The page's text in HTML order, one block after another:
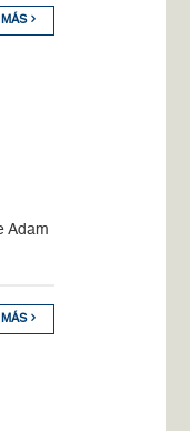
MÁS
Adam
MÁS